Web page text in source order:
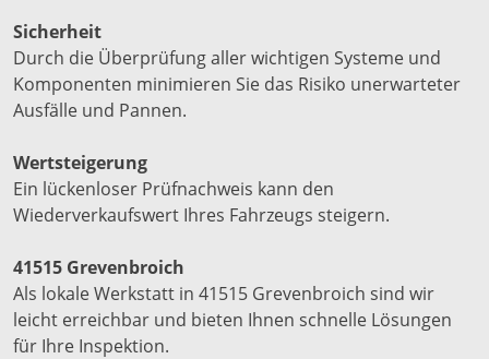
Sicherheit
Durch die Überprüfung aller wichtigen Systeme und
Komponenten minimieren Sie das Risiko unerwarteter
Ausfälle und Pannen.
Wertsteigerung
Ein lückenloser Prüfnachweis kann den
Wiederverkaufswert Ihres Fahrzeugs steigern.
41515 Grevenbroich
Als lokale Werkstatt in 41515 Grevenbroich sind wir
leicht erreichbar und bieten Ihnen schnelle Lösungen
für Ihre Inspektion.